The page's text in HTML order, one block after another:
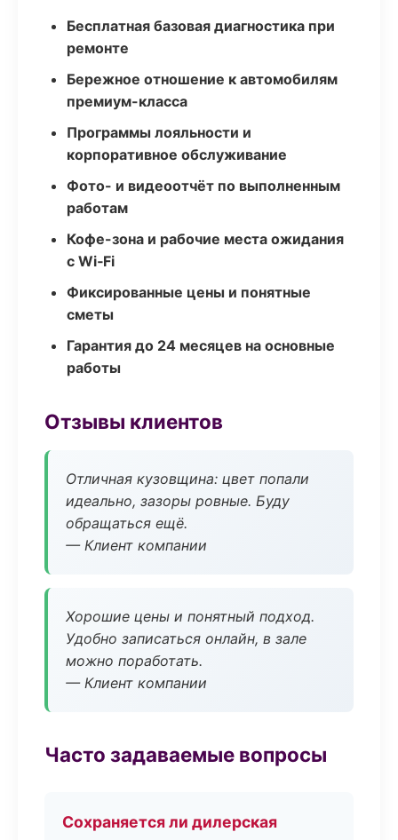
Бесплатная базовая диагностика при
ремонте
Бережное отношение к автомобилям
премиум-класса
Программы лояльности и
корпоративное обслуживание
Фото- и видеоотчёт по выполненным
работам
Кофе-зона и рабочие места ожидания
с Wi‑Fi
Фиксированные цены и понятные
сметы
Гарантия до 24 месяцев на основные
работы
Отзывы клиентов
Отличная кузовщина: цвет попали
идеально, зазоры ровные. Буду
обращаться ещё.
— Клиент компании
Хорошие цены и понятный подход.
Удобно записаться онлайн, в зале
можно поработать.
— Клиент компании
Часто задаваемые вопросы
Сохраняется ли дилерская